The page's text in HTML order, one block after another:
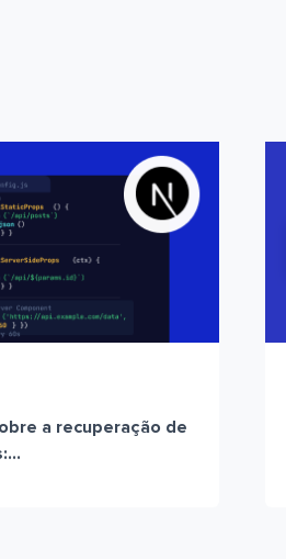
a recuperação de